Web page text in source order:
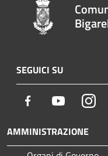
SEGUICI SU
Facebook Youtube
AMMINISTRAZIONE